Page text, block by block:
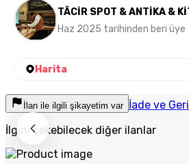
TÂCİR SPOT & ANTİKA &
Haz 2025 tarihinden beri üye
Harita
İlan ile ilgili şikayetim var İade ve
İlgini çekebilecek diğer ilanlar